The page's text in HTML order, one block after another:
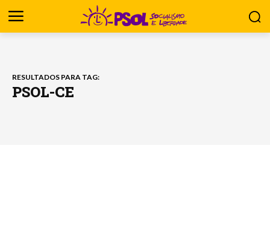
RESULTADOS PARA TAG:
PSOL-CE